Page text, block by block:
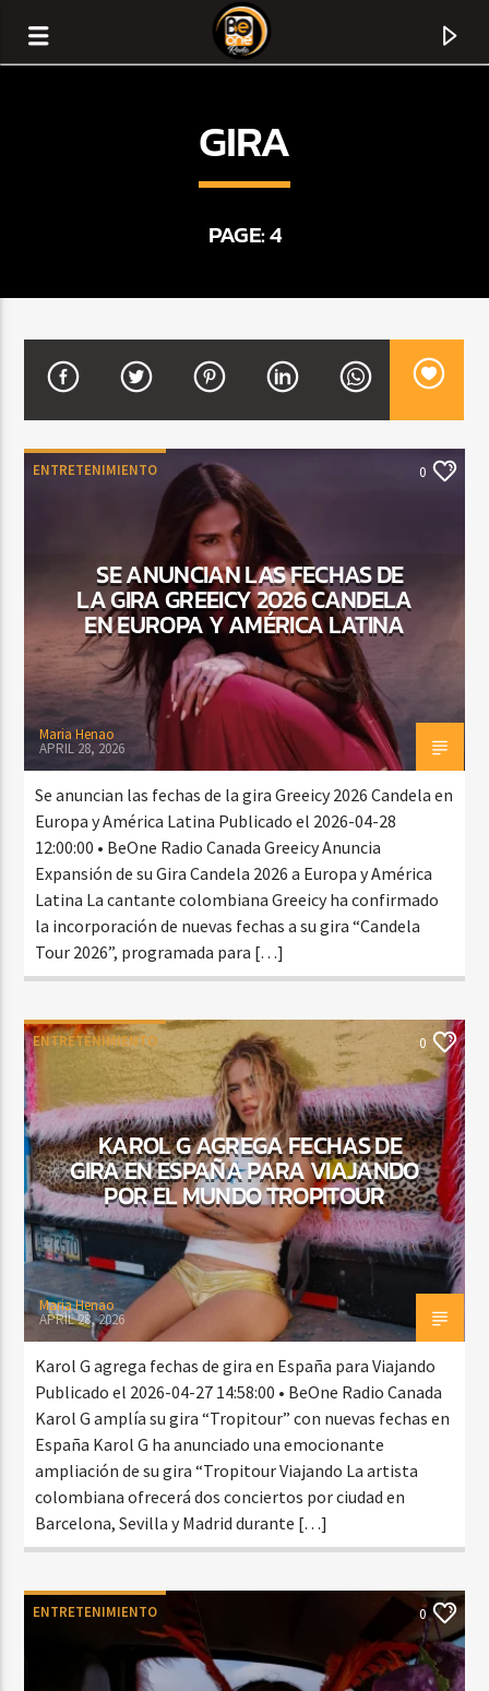
TITLE
ARTIST
CURRENT SHOW
DJ MIX
12:00 AM 2:00 AM
Beone Radio
GIRA
PAGE: 4
ENTRETENIMIENTO 0
SE ANUNCIAN LAS FECHAS DE
LA GIRA GREEICY 2026 CANDELA
EN EUROPA Y AMÉRICA LATINA
Maria Henao
APRIL 28, 2026
Se anuncian las fechas de la gira Greeicy 2026 Candela en
Europa y América Latina Publicado el 2026-04-28
12:00:00 • BeOne Radio Canada Greeicy Anuncia
Expansión de su Gira Candela 2026 a Europa y América
Latina La cantante colombiana Greeicy ha confirmado
la incorporación de nuevas fechas a su gira “Candela
Tour 2026”, programada para […]
ENTRETENIMIENTO 0
KAROL G AGREGA FECHAS DE
GIRA EN ESPAÑA PARA VIAJANDO
POR EL MUNDO TROPITOUR
Maria Henao
APRIL 28, 2026
Karol G agrega fechas de gira en España para Viajando
Publicado el 2026-04-27 14:58:00 • BeOne Radio Canada
Karol G amplía su gira “Tropitour” con nuevas fechas en
España Karol G ha anunciado una emocionante
ampliación de su gira “Tropitour Viajando La artista
colombiana ofrecerá dos conciertos por ciudad en
Barcelona, Sevilla y Madrid durante […]
ENTRETENIMIENTO 0